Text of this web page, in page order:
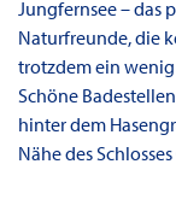
Jungfernsee – das
Naturfreunde, die
trotzdem ein
Schöne
hinter dem
Nähe des